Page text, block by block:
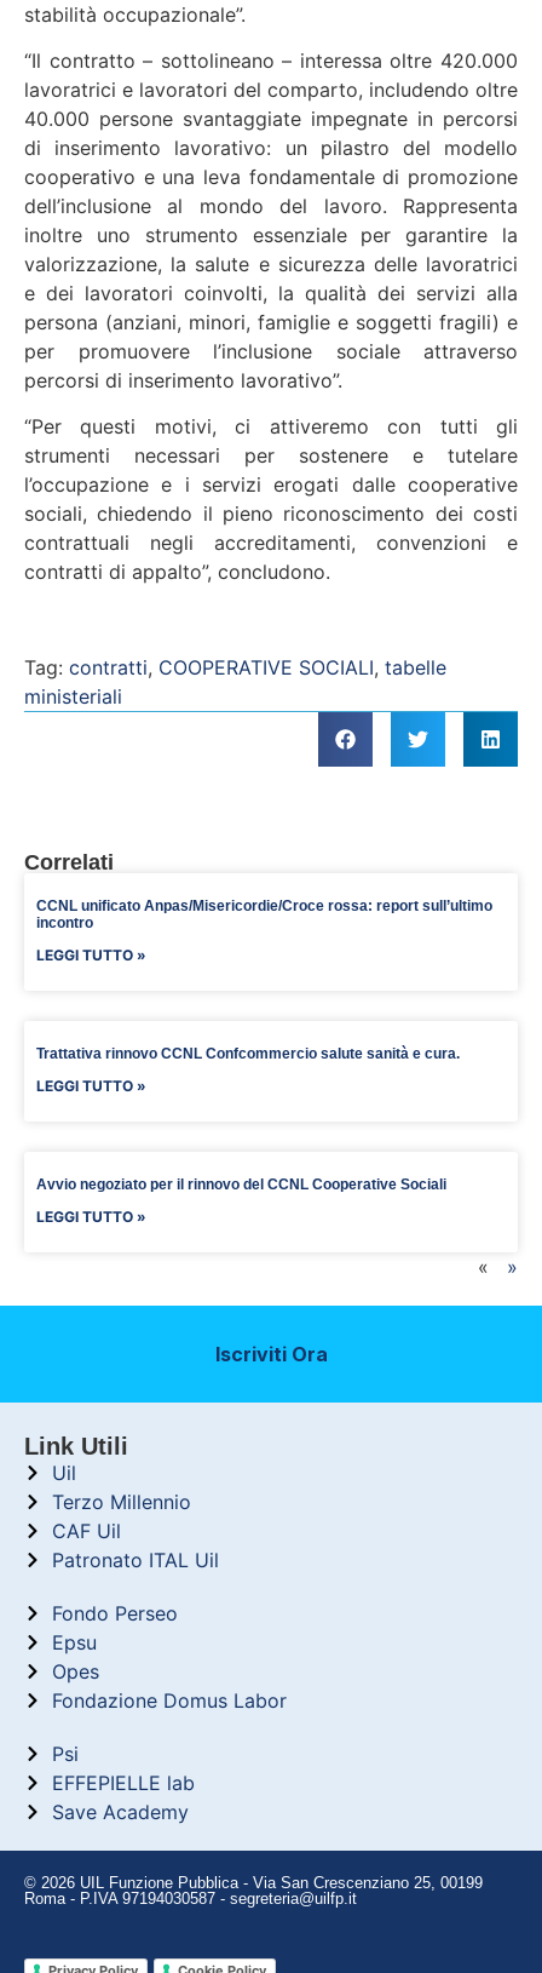
stabilità occupazionale”.
“Il contratto – sottolineano – interessa oltre 420.000
lavoratrici e lavoratori del comparto, includendo oltre
40.000 persone svantaggiate impegnate in percorsi
di inserimento lavorativo: un pilastro del modello
cooperativo e una leva fondamentale di promozione
dell’inclusione al mondo del lavoro. Rappresenta
inoltre uno strumento essenziale per garantire la
valorizzazione, la salute e sicurezza delle lavoratrici
e dei lavoratori coinvolti, la qualità dei servizi alla
persona (anziani, minori, famiglie e soggetti fragili) e
per promuovere l’inclusione sociale attraverso
percorsi di inserimento lavorativo”.
“Per questi motivi, ci attiveremo con tutti gli
strumenti necessari per sostenere e tutelare
l’occupazione e i servizi erogati dalle cooperative
sociali, chiedendo il pieno riconoscimento dei costi
contrattuali negli accreditamenti, convenzioni e
contratti di appalto”, concludono.
Tag: contratti, COOPERATIVE SOCIALI, tabelle
ministeriali
Correlati
CCNL unificato Anpas/Misericordie/Croce rossa: report sull’ultimo
incontro
LEGGI TUTTO »
Trattativa rinnovo CCNL Confcommercio salute sanità e cura.
LEGGI TUTTO »
Avvio negoziato per il rinnovo del CCNL Cooperative Sociali
LEGGI TUTTO »
« »
Iscriviti Ora
Link Utili
Uil
Terzo Millennio
CAF Uil
Patronato ITAL Uil
Fondo Perseo
Epsu
Opes
Fondazione Domus Labor
Psi
EFFEPIELLE lab
Save Academy
© 2026 UIL Funzione Pubblica - Via San Crescenziano 25, 00199
Roma - P.IVA 97194030587 - segreteria@uilfp.it